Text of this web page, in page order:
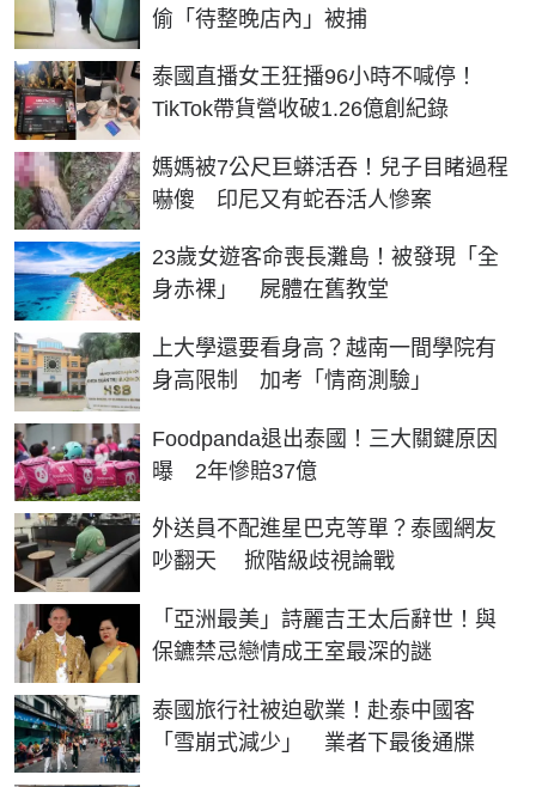
偷「待整晚店內」被捕
泰國直播女王狂播96小時不喊停！
TikTok帶貨營收破1.26億創紀錄
媽媽被7公尺巨蟒活吞！兒子目睹過程
嚇傻 印尼又有蛇吞活人慘案
23歲女遊客命喪長灘島！被發現「全
身赤裸」 屍體在舊教堂
上大學還要看身高？越南一間學院有
身高限制 加考「情商測驗」
Foodpanda退出泰國！三大關鍵原因
曝 2年慘賠37億
外送員不配進星巴克等單？泰國網友
吵翻天 掀階級歧視論戰
「亞洲最美」詩麗吉王太后辭世！與
保鑣禁忌戀情成王室最深的謎
泰國旅行社被迫歇業！赴泰中國客
「雪崩式減少」 業者下最後通牒